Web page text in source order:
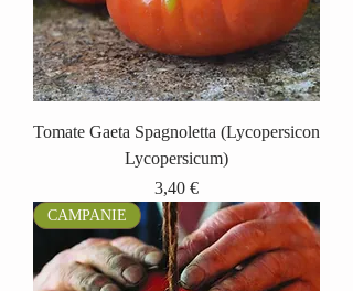
Tomate Gaeta Spagnoletta (Lycopersicon
Lycopersicum)
Prix
3,40 €
CAMPANIE